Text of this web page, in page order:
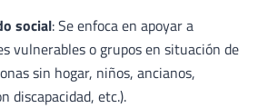
social: Se enfoca en apoyar a
vulnerables o grupos en situación de
sin hogar, niños, ancianos,
discapacidad, etc.).